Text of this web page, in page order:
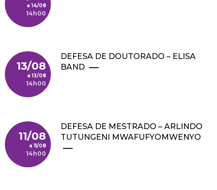
14/08
14h00
13/08
13/08
14h00
DEFESA DE DOUTORADO – ELISA
BAND
11/08
11/08
14h00
DEFESA DE MESTRADO – ARLINDO
TUTUNGENI MWAFUFYOMWENYO